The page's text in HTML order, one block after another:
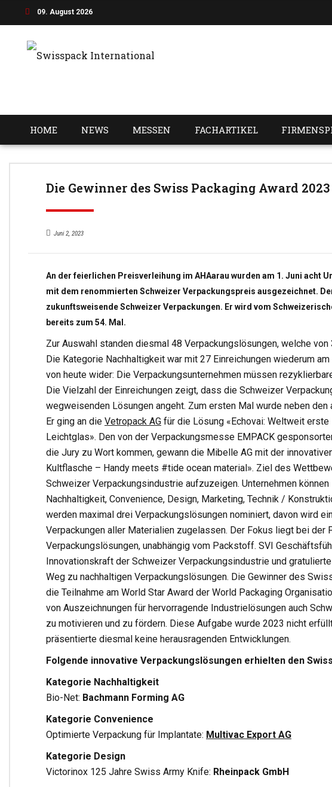
09. August 2026
HOME NEWS MESSEN FACHARTIKEL
Die Gewinner des Swiss Packaging Award 2023
Juni 2, 2023
An der feierlichen Preisverleihung im AHAarau wurden am 1. Juni acht
mit dem renommierten Schweizer Verpackungspreis ausgezeichnet.
zukunftsweisende Schweizer Verpackungen. Er wird vom
bereits zum 54. Mal.
Zur Auswahl standen diesmal 48 Verpackungslösungen, welche
Die Kategorie Nachhaltigkeit war mit 27 Einreichungen wiederum
von heute wider: Die Verpackungsunternehmen müssen
Die Vielzahl der Einreichungen zeigt, dass die Schweizer
wegweisenden Lösungen angeht. Zum ersten Mal wurde neben
Er ging an die Vetropack AG für die Lösung «Echovai: Weltweit
Leichtglas». Den von der Verpackungsmesse EMPACK
die Jury zu Wort kommen, gewann die Mibelle AG mit der
Kultflasche – Handy meets #tide ocean material». Ziel des
Schweizer Verpackungsindustrie aufzuzeigen. Unternehmen
Nachhaltigkeit, Convenience, Design, Marketing, Technik /
werden maximal drei Verpackungslösungen nominiert, davon wird
Verpackungen aller Materialien zugelassen. Der Fokus liegt bei der
Verpackungslösungen, unabhängig vom Packstoff. SVI
Innovationskraft der Schweizer Verpackungsindustrie und
Weg zu nachhaltigen Verpackungslösungen. Die Gewinner des
die Teilnahme am World Star Award der World Packaging
von Auszeichnungen für hervorragende Industrielösungen auch
zu motivieren und zu fördern. Diese Aufgabe wurde 2023 nicht
präsentierte diesmal keine herausragenden Entwicklungen.
Folgende innovative Verpackungslösungen erhielten den
Kategorie Nachhaltigkeit
Bio-Net: Bachmann Forming AG
Kategorie Convenience
Optimierte Verpackung für Implantate: Multivac Export AG
Kategorie Design
Victorinox 125 Jahre Swiss Army Knife: Rheinpack GmbH